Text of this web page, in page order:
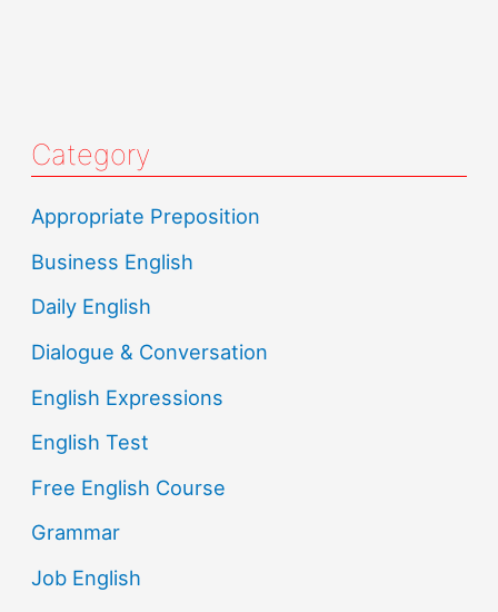
Category
Appropriate Preposition
Business English
Daily English
Dialogue & Conversation
English Expressions
English Test
Free English Course
Grammar
Job English